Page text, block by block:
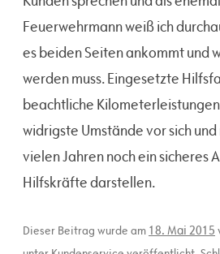
Feuerwehrmann weiß ich
es beiden Seiten ankommt und
werden muss. Eingesetzte
beachtliche
widrigste Umstände vor sich und
vielen Jahren noch ein sicheres
Hilfskräfte darstellen.
Dieser Beitrag wurde am 18. Mai 2015